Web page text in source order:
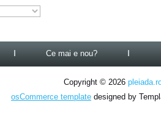
Ce mai e nou?
Copyright © 2026
osCommerce template designed by